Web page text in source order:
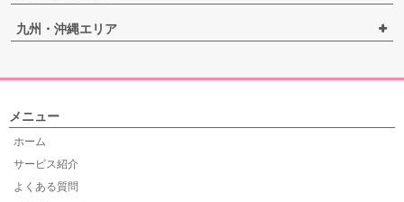
九州・沖縄エリア
メニュー
ホーム
サービス紹介
よくある質問